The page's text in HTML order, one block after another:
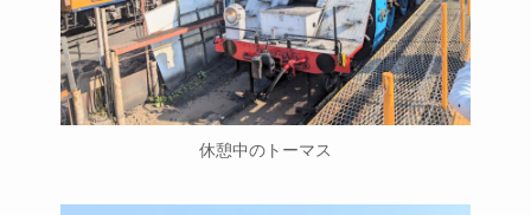
休憩中のトーマス